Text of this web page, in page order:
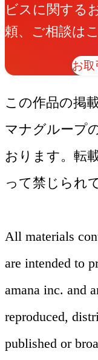
ビスに関する
頼、ご相談は
お取
この作品の掲
マナグループ
おります。転
って禁じられ
All materials
are intended to
amana inc. and
reproduced,
published or
プロモ